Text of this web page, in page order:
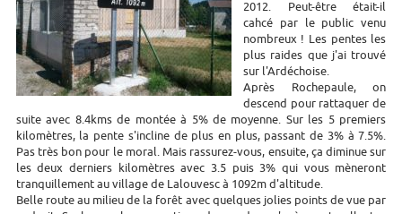
2012. Peut-être était-il
cahcé par le public venu
nombreux ! Les pentes les
plus raides que j'ai trouvé
sur l'Ardéchoise.
Après Rochepaule, on
descend pour rattaquer de
suite avec 8.4kms de montée à 5% de moyenne. Sur les 5 premiers
kilomètres, la pente s'incline de plus en plus, passant de 3% à 7.5%.
Pas très bon pour le moral. Mais rassurez-vous, ensuite, ça diminue sur
les deux derniers kilomètres avec 3.5 puis 3% qui vous mèneront
tranquillement au village de Lalouvesc à 1092m d'altitude.
Belle route au milieu de la forêt avec quelques jolies points de vue par